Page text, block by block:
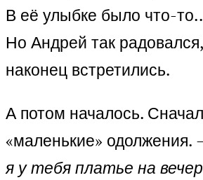
В её улыбке было что-
Но Андрей так
наконец встретились.
А потом началось.
«маленькие» одолжения.
я у тебя платье на